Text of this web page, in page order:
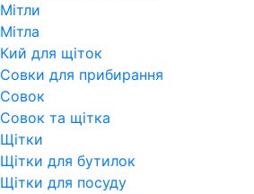
Мітли
Мітла
Кий для щіток
Совки для прибирання
Совок
Совок та щітка
Щітки
Щітки для бутилок
Щітки для посуду